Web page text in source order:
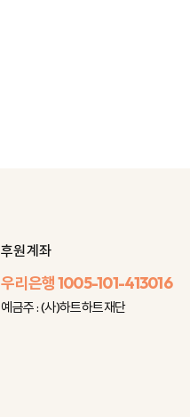
후원 계좌
우리은행1005-101-413016
예금주 : (사)하트하트재단